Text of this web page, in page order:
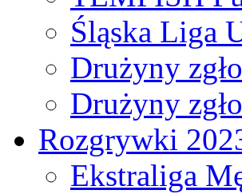
Śląska Liga
Drużyny
Drużyny
Rozgrywki
Ekstraliga